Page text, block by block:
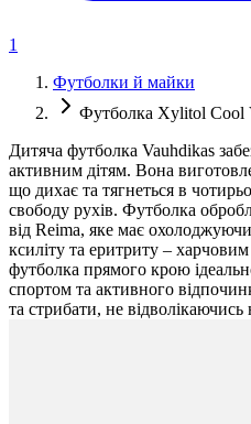
1
Футболки й майки
Футболка Xylitol Cool
Дитяча футболка Vauhdikas
активним дітям. Вона
що дихає та тягнеться в
свободу рухів. Футболка
від Reima, яке має
ксиліту та еритриту –
футболка прямого крою
спортом та активного
та стрибати, не відволікаючись